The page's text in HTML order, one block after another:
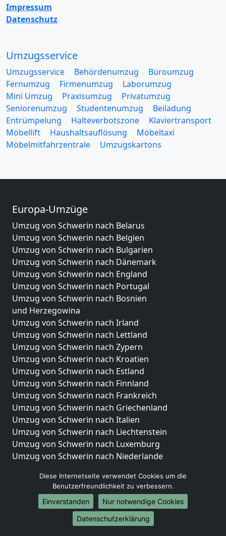
Impressum
Datenschutz
Umzugsservice
Umzugsservice Behördenumzug
Büroumzug
Fernumzug
Firmenumzug
Laborumzug
Mini Umzug
Praxisumzug
Privatumzug
Seniorenumzug
Studentenumzug
Beiladung
Entrümpelung
Halteverbotszone
Klaviertransport
Möbellift
Haushaltsauflösung
Möbeltaxi
Möbelmitfahrzentrale
Umzugskartons
Europa-Umzüge
Umzug von Schwerin nach Belarus
Umzug von Schwerin nach Belgien
Umzug von Schwerin nach Bulgarien
Umzug von Schwerin nach Dänemark
Umzug von Schwerin nach England
Umzug von Schwerin nach Portugal
Umzug von Schwerin nach Bosnien
und Herzegowina
Umzug von Schwerin nach Irland
Umzug von Schwerin nach Lettland
Umzug von Schwerin nach Zypern
Umzug von Schwerin nach Kroatien
Umzug von Schwerin nach Estland
Umzug von Schwerin nach Finnland
Umzug von Schwerin nach Frankreich
Umzug von Schwerin nach Griechenland
Umzug von Schwerin nach Italien
Umzug von Schwerin nach Liechtenstein
Umzug von Schwerin nach Luxemburg
Umzug von Schwerin nach Niederlande
Umzüge-Deutschlandweit
Umzug von Schwerin nach Berlin
Umzug von Schwerin nach Hamburg
Umzug von Schwerin nach München
Diese Internetseite verwendet Cookies um die
Benutzerfreundlichkeit zu verbessern.
Einverstanden
Nur notwendige Cookies
Datenschutzerklärung